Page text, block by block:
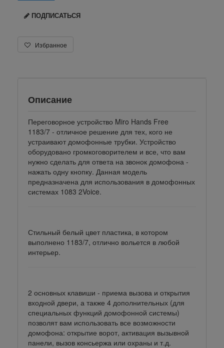
ПОДПИСАТЬСЯ
Избранное
Описание
Переговорное устройство Miro Hands Free
1183/7 - отличное решение для тех, кого не
устраивают домофонные трубки. Устройство
оборудовано громкоговорителем и все, что вам
нужно сделать для ответа на звонок домофона -
нажать одну кнопку. Данная модель
предназначена для использования в домофонных
системах 1083 2Voice.
Стильный белый цвет пластика, в котором
выполнено 1183/7, отлично вольется в любой
интерьер.
2 основных клавиши - приема вызова и открытия
входной двери, а также 4 дополнительных (для
специальных функций домофонной системы)
позволят вам использовать все возможности
домофона: открытие ворот, активация вызывной
панели, вызов консьержа или охраны и т.д.